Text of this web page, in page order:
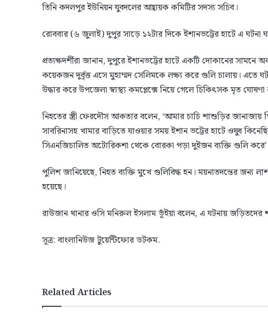
তিনি কদলপুর ইউনিয়ন যুবদলের আহ্বায়ক কমিটির সদস্য সচিব।
রোববার (৬ জুলাই) দুপুর সাড়ে ১২টার দিকে ইশানভট্টের হাটে এ ঘটনা
প্রত্যক্ষদর্শীরা জানান, দুপুরে ইশানভট্টের হাটে একটি দোকানের
কয়েকজন দুর্বৃত্ত এসে মুহাম্মদ সেলিমকে লক্ষ্য করে গুলি চালায়। এতে
উদ্ধার করে উপজেলা স্বাস্থ্য কমপ্লেক্সে নিয়ে গেলে চিকিৎসক মৃত
নিহতের স্ত্রী ফেরদৌস আকতার বলেন, ‘আমার চাচি শাশুড়ির
সাবরিনাসহ খামার বাড়িতে যাওয়ার সময় ইশান ভট্টের হাটে ওষুধ
সিএনজিচালিত অটোরিকশা থেকে বোরকা পড়া দুইজন ব্যক্তি গুলি
পুলিশ জানিয়েছে, নিহত ব্যক্তি মুখে গুলিবিদ্ধ হন। ময়নাতদন্তের জন্য
হয়েছে।
রাউজান থানার ওসি মনিরুল ইসলাম ভূঁইয়া বলেন, এ ঘটনায় জড়িতদের
সূত্র: বাংলানিউজ টুয়েন্টিফোর ডটকম.
Related Articles